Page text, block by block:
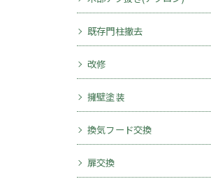
既存門柱撤去
改修
擁壁塗装
換気フード交換
扉交換